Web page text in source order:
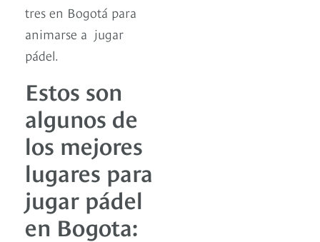
tres en Bogotá para
animarse a jugar
pádel.
Estos son
algunos de
los mejores
lugares para
jugar pádel
en Bogota: